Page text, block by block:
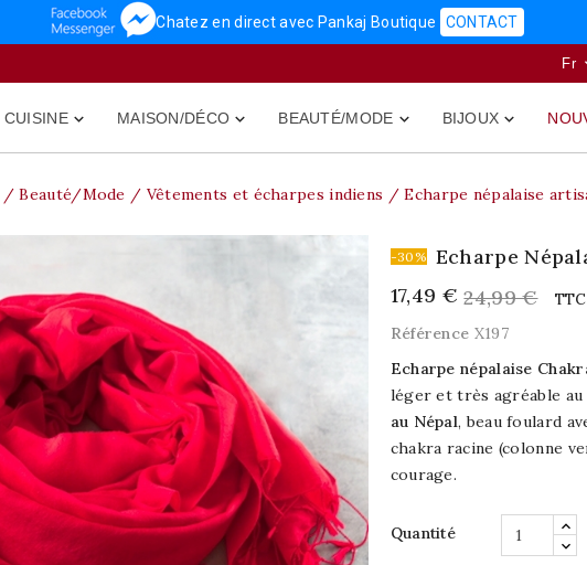
Chatez en direct avec Pankaj Boutique CONTACT
Fr

CUISINE 
MAISON/DÉCO 
BEAUTÉ/MODE 
BIJOUX
Beauté/Mode Vêtements et écharpes indiens Echarpe népalaise
-30% Echarpe
17,49 € 24,99 € TTC
Référence X197
Echarpe népalaise
léger et très agréable
au Népal, beau foulard
chakra racine (colonne
courage.
Quantité